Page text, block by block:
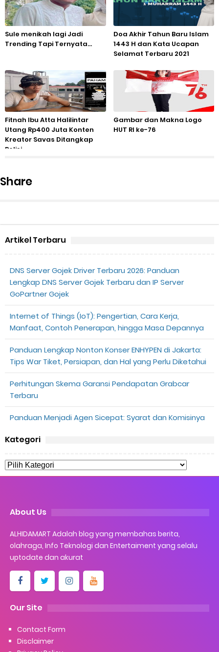
Sule menikah lagi Jadi
Trending Tapi Ternyata...
Doa Akhir Tahun Baru Islam
1443 H dan Kata Ucapan
Selamat Terbaru 2021
Fitnah Ibu Atta Halilintar
Utang Rp400 Juta Konten
Kreator Savas Ditangkap
Polisi
Gambar dan Makna Logo
HUT RI ke-76
Share
Artikel Terbaru
DNS Server Gojek Driver Terbaru 2026: Panduan
Lengkap DNS Server Gojek Terbaru dan IP Server
GoPartner Gojek
Internet of Things (IoT): Pengertian, Cara Kerja,
Manfaat, Contoh Penerapan, hingga Masa Depannya
Panduan Lengkap Nonton Konser ENHYPEN di Jakarta:
Tips War Tiket, Persiapan, dan Hal yang Perlu Diketahui
Perhitungan Skema Garansi Pendapatan Grabcar
Terbaru
Panduan Menjadi Agen Sicepat: Syarat dan Komisinya
Kategori
About Us
ALHIDAMART Adalah blog yang membahas berita,
olahraga, Info Teknologi dan Entertaiment yang selalu
uptodate dan akurat
Our Site
Contact Form
Disclaimer